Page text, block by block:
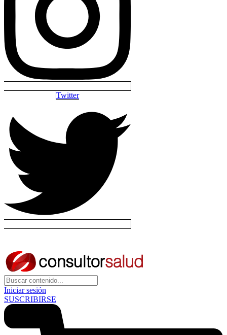
Twitter
Iniciar sesión
SUSCRIBIRSE